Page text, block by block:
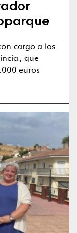
cargo a los
que
euros